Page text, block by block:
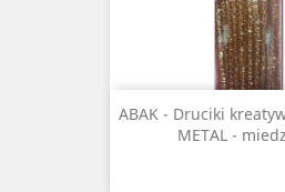
ABAK - Druciki
METAL -